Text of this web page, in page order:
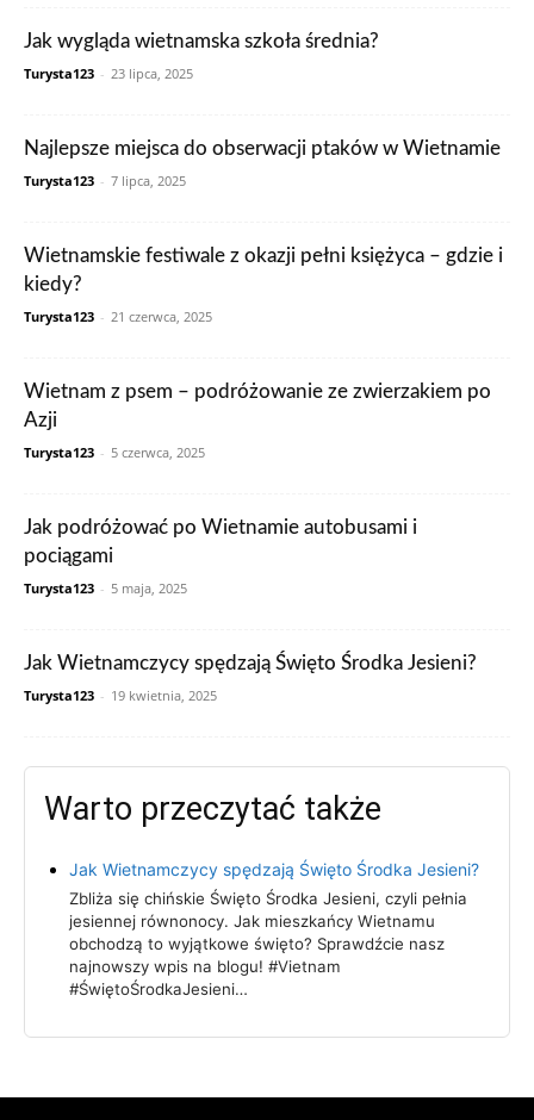
Jak wygląda wietnamska szkoła średnia?
Turysta123 - 23 lipca, 2025
Najlepsze miejsca do obserwacji ptaków w Wietnamie
Turysta123 - 7 lipca, 2025
Wietnamskie festiwale z okazji pełni księżyca – gdzie i
kiedy?
Turysta123 - 21 czerwca, 2025
Wietnam z psem – podróżowanie ze zwierzakiem po
Azji
Turysta123 - 5 czerwca, 2025
Jak podróżować po Wietnamie autobusami i
pociągami
Turysta123 - 5 maja, 2025
Jak Wietnamczycy spędzają Święto Środka Jesieni?
Turysta123 - 19 kwietnia, 2025
Warto przeczytać także
Jak Wietnamczycy spędzają Święto Środka Jesieni?
Zbliża się chińskie Święto Środka Jesieni, czyli pełnia
jesiennej równonocy. Jak mieszkańcy Wietnamu
obchodzą to wyjątkowe święto? Sprawdźcie nasz
najnowszy wpis na blogu! #Vietnam
#ŚwiętoŚrodkaJesieni…